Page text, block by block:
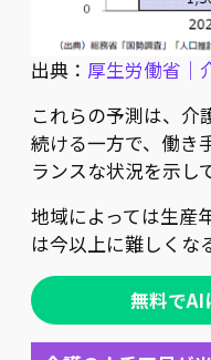
出典： 厚生労働省｜
これらの予測は、介
続ける一方で、働き
ランスな状況を示し
地域によっては生産
は今以上に難しくな
無料でAI